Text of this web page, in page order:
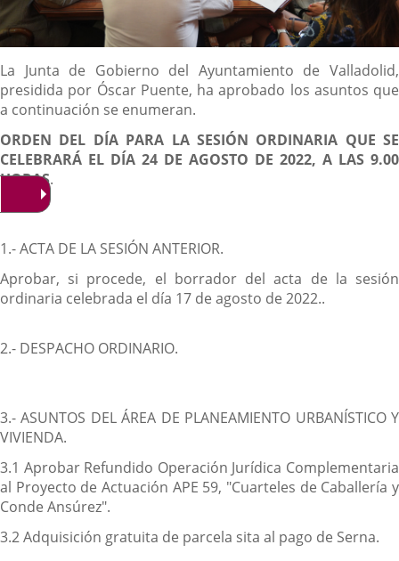
Descripción
La Junta de Gobierno del Ayuntamiento de Valladolid,
presidida por Óscar Puente, ha aprobado los asuntos que
a continuación se enumeran.
ORDEN DEL DÍA PARA LA SESIÓN ORDINARIA QUE SE
CELEBRARÁ EL DÍA 24 DE AGOSTO DE 2022, A LAS 9.00
HORAS.
1.- ACTA DE LA SESIÓN ANTERIOR.
Aprobar, si procede, el borrador del acta de la sesión
ordinaria celebrada el día 17 de agosto de 2022..
2.- DESPACHO ORDINARIO.
3.- ASUNTOS DEL ÁREA DE PLANEAMIENTO URBANÍSTICO Y
VIVIENDA.
3.1 Aprobar Refundido Operación Jurídica Complementaria
al Proyecto de Actuación APE 59, "Cuarteles de Caballería y
Conde Ansúrez".
3.2 Adquisición gratuita de parcela sita al pago de Serna.